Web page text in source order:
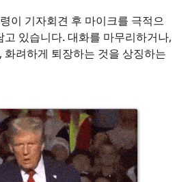
이 기자회견 후 마이크를 극적으
있습니다. 대화를 마무리하거나,
화려하게 퇴장하는 것을 상징하는